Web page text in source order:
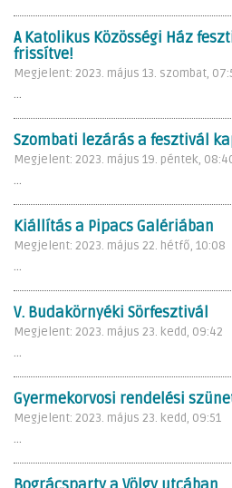
A Katolikus Közösségi Ház
frissítve!
Megjelent: 2023. május 13. szombat,
...
Szombati lezárás a fesztivál
Megjelent: 2023. május 19. péntek,
...
Kiállítás a Pipacs Galériában
Megjelent: 2023. május 22. hétfő, 10:08
...
V. Budakörnyéki Sörfesztivál
Megjelent: 2023. május 23. kedd, 09:42
...
Gyermekorvosi rendelési
Megjelent: 2023. május 23. kedd, 09:51
...